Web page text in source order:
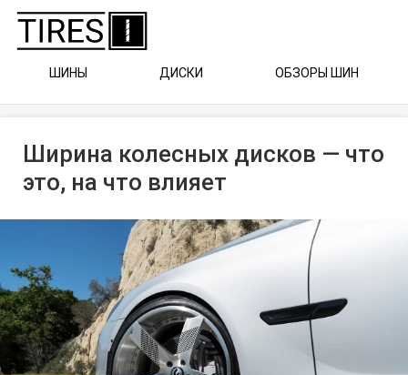
ШИНЫ ДИСКИ ОБЗОРЫ ШИН
Ширина колесных дисков — что
это, на что влияет